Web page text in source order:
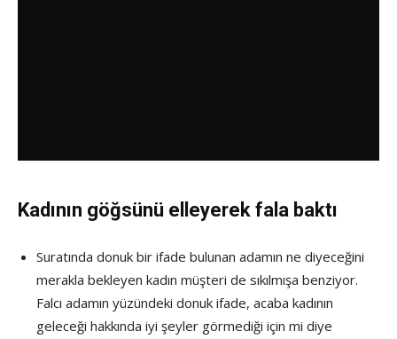
Kadının göğsünü elleyerek fala baktı
Suratında donuk bir ifade bulunan adamın ne diyeceğini
merakla bekleyen kadın müşteri de sıkılmışa benziyor.
Falcı adamın yüzündeki donuk ifade, acaba kadının
geleceği hakkında iyi şeyler görmediği için mi diye